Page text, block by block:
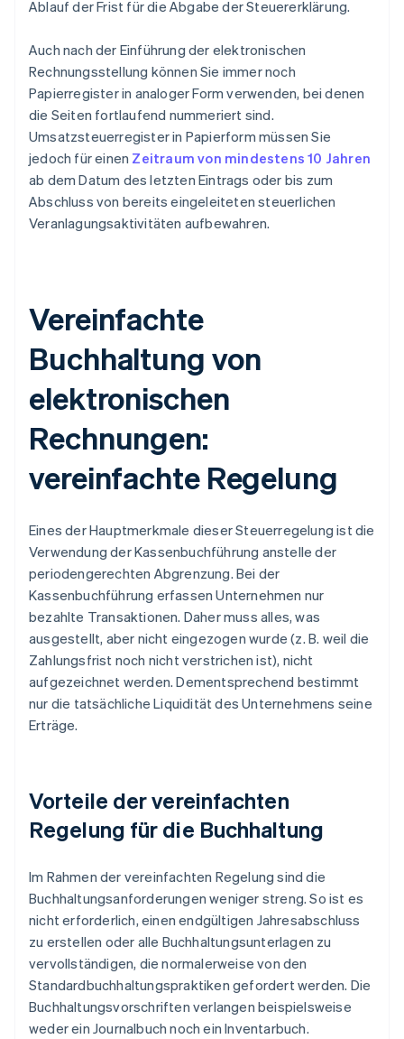
Ablauf der Frist für die Abgabe der Steuererklärung.
Auch nach der Einführung der elektronischen
Rechnungsstellung können Sie immer noch
Papierregister in analoger Form verwenden, bei denen
die Seiten fortlaufend nummeriert sind.
Umsatzsteuerregister in Papierform müssen Sie
jedoch für einen Zeitraum von mindestens 10 Jahren
ab dem Datum des letzten Eintrags oder bis zum
Abschluss von bereits eingeleiteten steuerlichen
Veranlagungsaktivitäten aufbewahren.
Vereinfachte
Buchhaltung von
elektronischen
Rechnungen:
vereinfachte Regelung
Eines der Hauptmerkmale dieser Steuerregelung ist die
Verwendung der Kassenbuchführung anstelle der
periodengerechten Abgrenzung. Bei der
Kassenbuchführung erfassen Unternehmen nur
bezahlte Transaktionen. Daher muss alles, was
ausgestellt, aber nicht eingezogen wurde (z. B. weil die
Zahlungsfrist noch nicht verstrichen ist), nicht
aufgezeichnet werden. Dementsprechend bestimmt
nur die tatsächliche Liquidität des Unternehmens seine
Erträge.
Vorteile der vereinfachten
Regelung für die Buchhaltung
Im Rahmen der vereinfachten Regelung sind die
Buchhaltungsanforderungen weniger streng. So ist es
nicht erforderlich, einen endgültigen Jahresabschluss
zu erstellen oder alle Buchhaltungsunterlagen zu
vervollständigen, die normalerweise von den
Standardbuchhaltungspraktiken gefordert werden. Die
Buchhaltungsvorschriften verlangen beispielsweise
weder ein Journalbuch noch ein Inventarbuch.